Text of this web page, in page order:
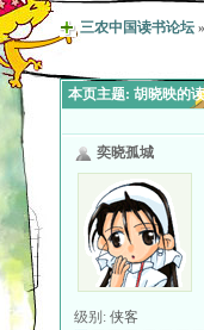
三农中国读书论坛 »
本页主题: 胡晓映的
奕晓孤城
级别: 侠客